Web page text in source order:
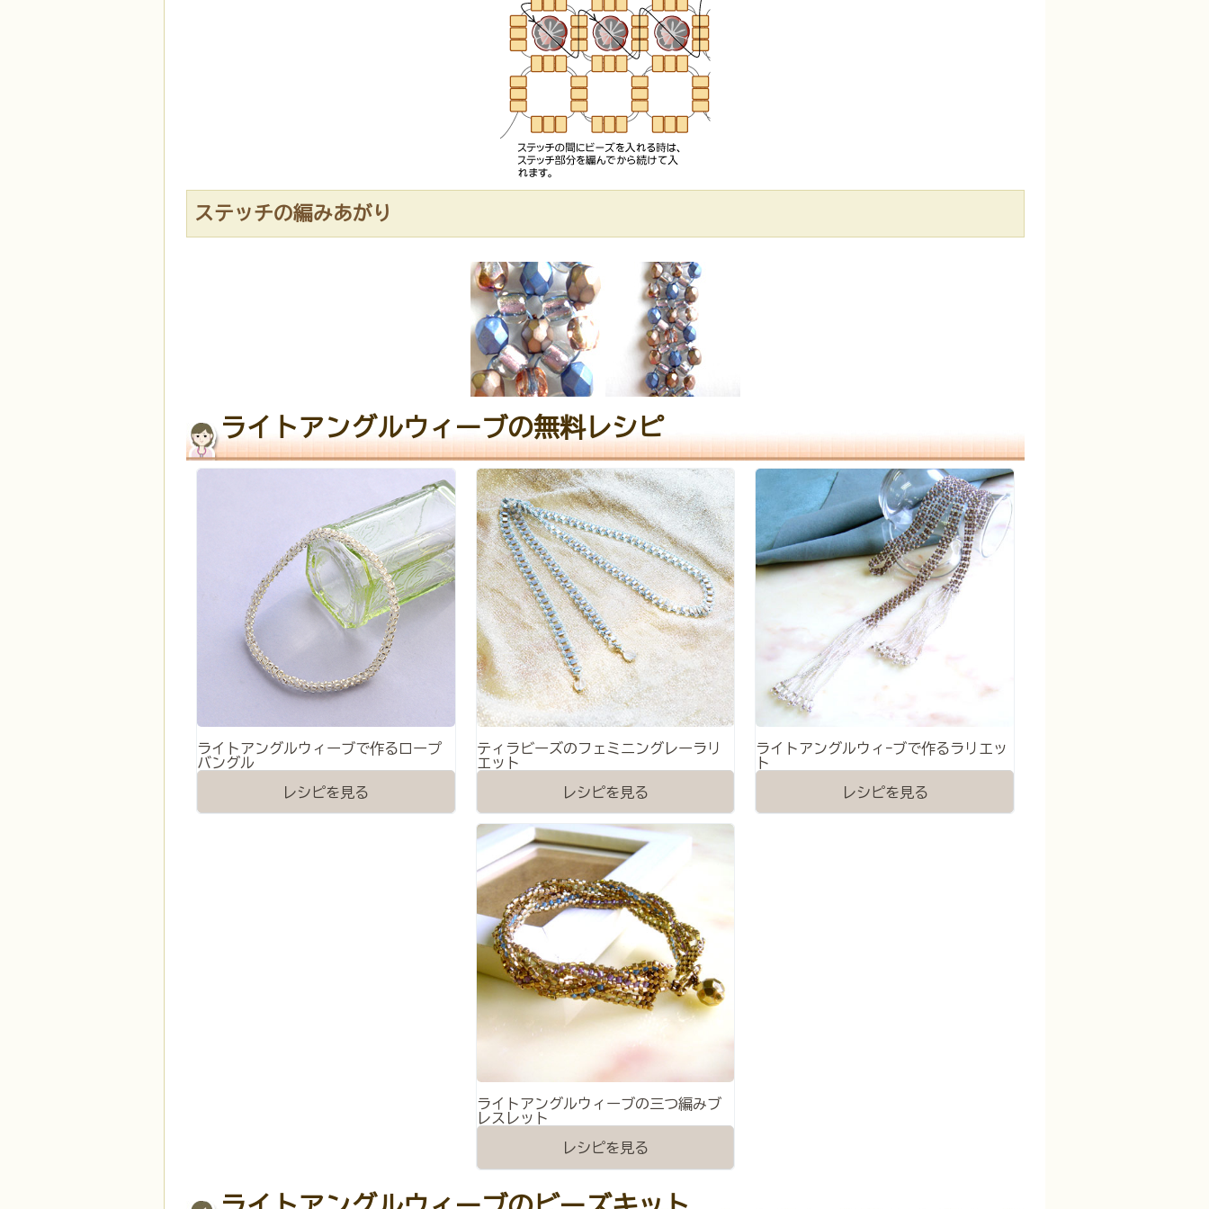
ステッチの編みあがり
ライトアングルウィーブの無料レシピ
ライトアングルウィーブで作るロープ
バングル
レシピを見る
ティラビーズのフェミニングレーラリ
エット
レシピを見る
ライトアングルウィｰブで作るラリエッ
ト
レシピを見る
ライトアングルウィーブの三つ編みブ
レスレット
レシピを見る